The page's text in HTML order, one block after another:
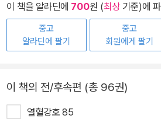
이 책을 알라딘에 700원 (최상기준)에
중고
알라딘에 팔기
중고
회원에게 팔기
이 책의 전/후속편 (총 96권)
열혈강호 85